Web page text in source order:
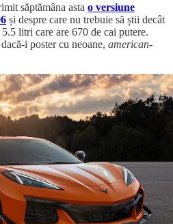
săptămâna asta o versiune
și despre care nu trebuie să știi decât
litri care are 670 de cai putere.
i poster cu neoane, american-